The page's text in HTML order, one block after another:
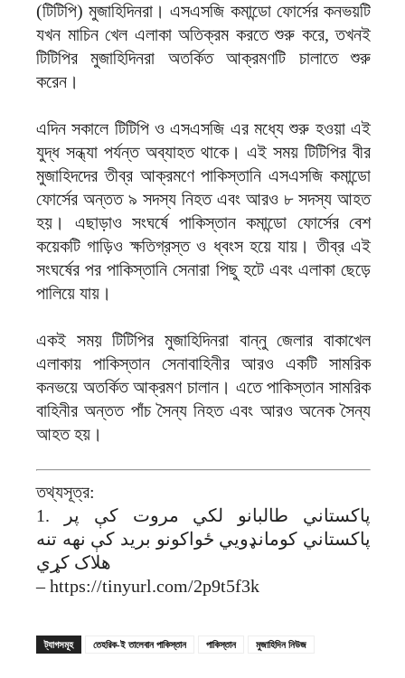
(টিটিপি) মুজাহিদিনরা। এসএসজি কমান্ডো ফোর্সের কনভয়টি
যখন মাচিন খেল এলাকা অতিক্রম করতে শুরু করে, তখনই
টিটিপির মুজাহিদিনরা অতর্কিত আক্রমণটি চালাতে শুরু
করেন।
এদিন সকালে টিটিপি ও এসএসজি এর মধ্যে শুরু হওয়া এই
যুদ্ধ সন্ধ্যা পর্যন্ত অব্যাহত থাকে। এই সময় টিটিপির বীর
মুজাহিদদের তীব্র আক্রমণে পাকিস্তানি এসএসজি কমান্ডো
ফোর্সের অন্তত ৯ সদস্য নিহত এবং আরও ৮ সদস্য আহত
হয়। এছাড়াও সংঘর্ষে পাকিস্তান কমান্ডো ফোর্সের বেশ
কয়েকটি গাড়িও ক্ষতিগ্রস্ত ও ধ্বংস হয়ে যায়। তীব্র এই
সংঘর্ষের পর পাকিস্তানি সেনারা পিছু হটে এবং এলাকা ছেড়ে
পালিয়ে যায়।
একই সময় টিটিপির মুজাহিদিনরা বান্নু জেলার বাকাখেল
এলাকায় পাকিস্তান সেনাবাহিনীর আরও একটি সামরিক
কনভয়ে অতর্কিত আক্রমণ চালান। এতে পাকিস্তান সামরিক
বাহিনীর অন্তত পাঁচ সৈন্য নিহত এবং আরও অনেক সৈন্য
আহত হয়।
তথ্যসূত্র:
1. پاکستاني طالبانو لکي مروت کې پر
پاکستاني کومانډویي ځواکونو برید کې نهه تنه
هلاک کړي
– https://tinyurl.com/2p9t5f3k
ট্যাগসমূহ তেহরিক-ই তালেবান পাকিস্তান পাকিস্তান মুজাহিদিন নিউজ